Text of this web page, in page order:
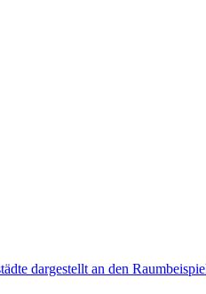
dargestellt an den